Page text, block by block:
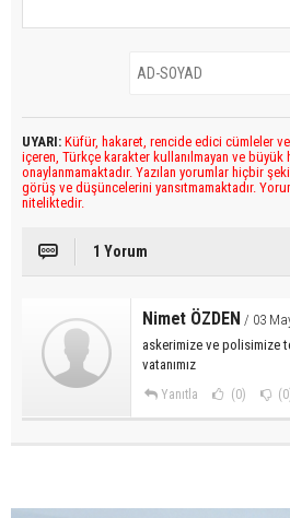
UYARI: Küfür, hakaret, rencide edici cümleler
içeren, Türkçe karakter kullanılmayan ve büyük
onaylanmamaktadır. Yazılan yorumlar hiçbir
görüş ve düşüncelerini yansıtmamaktadır.
niteliktedir.
1 Yorum
Nimet ÖZDEN / 03
askerimize ve polisimize
vatanımız
Yanıtla (0)